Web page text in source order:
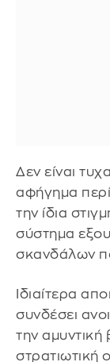
Δεν είναι
αφήγημα
την ίδια
σύστημα
σκανδάλων
Ιδιαίτερα
συνδέσει
την αμυντική
στρατιωτική